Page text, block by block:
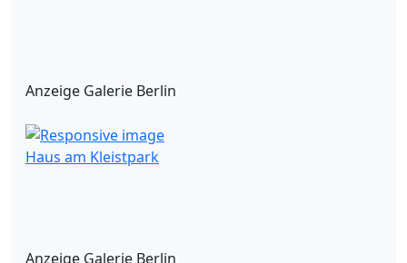
Anzeige Galerie Berlin
Haus am Kleistpark
Anzeige Galerie Berlin